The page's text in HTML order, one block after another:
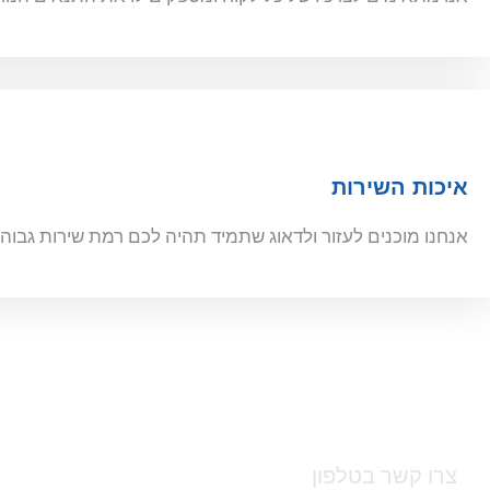
איכות השירות
אנחנו מוכנים לעזור ולדאוג שתמיד תהיה לכם רמת שירות
צרו קשר בטלפון